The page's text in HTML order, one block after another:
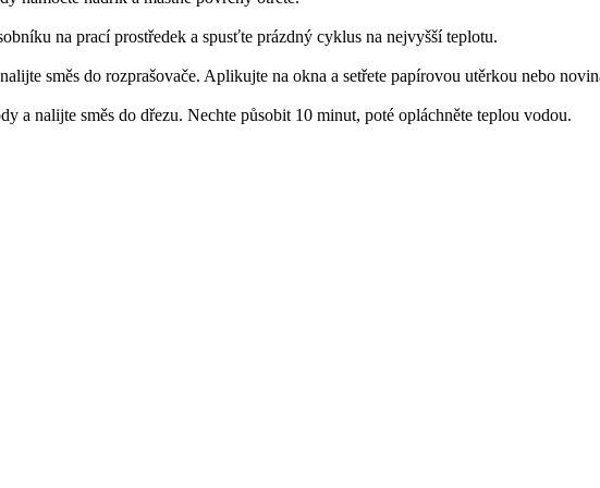
na prací prostředek a spusťte prázdný cyklus na nejvyšší teplotu.
směs do rozprašovače. Aplikujte na okna a se­třete papírovou utěrkou nebo
a nalijte směs do dřezu. Nechte působit 10 minut, poté opláchněte teplou vodou.